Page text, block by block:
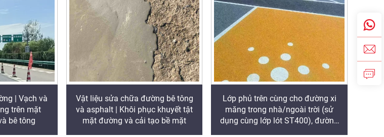
| Vạch và
trên mặt
bê tông
Vật liệu sửa chữa đường bê tông
và asphalt | Khôi phục khuyết tật
mặt đường và cải tạo bề mặt
Lớp phủ trên cùng cho đường xi
măng trong nhà/ngoài trời (sử
dụng cùng lớp lót ST400), đường